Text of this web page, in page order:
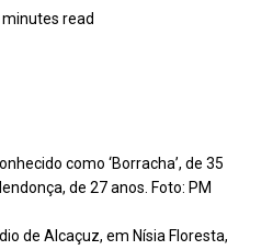
minutes read
como ‘Borracha’, de 35
de 27 anos. Foto: PM
de Alcaçuz, em Nísia Floresta,